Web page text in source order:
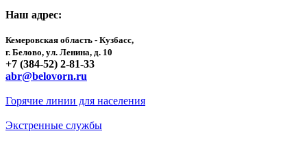
Наш адрес:
Кемеровская область - Кузбасс,
г. Белово, ул. Ленина, д. 10
+7 (384-52) 2-81-33
abr@belovorn.ru
Горячие линии для населения
Экстренные службы